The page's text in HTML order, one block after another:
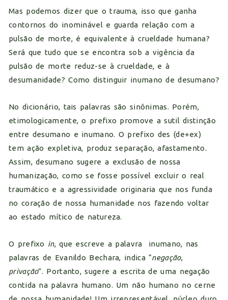
Mas podemos dizer que o trauma, isso que ganha
contornos do inominável e guarda relação com a
pulsão de morte, é equivalente à crueldade humana?
Será que tudo que se encontra sob a vigência da
pulsão de morte reduz-se à crueldade, e à
desumanidade? Como distinguir inumano de desumano?
No dicionário, tais palavras são sinônimas. Porém,
etimologicamente, o prefixo promove a sutil distinção
entre desumano e inumano. O prefixo des (de+ex)
tem ação expletiva, produz separação, afastamento.
Assim, desumano sugere a exclusão de nossa
humanização, como se fosse possível excluir o real
traumático e a agressividade originaria que nos funda
no coração de nossa humanidade nos fazendo voltar
ao estado mítico de natureza.
O prefixo in, que escreve a palavra inumano, nas
palavras de Evanildo Bechara, indica “negação,
privação”. Portanto, sugere a escrita de uma negação
contida na palavra humano. Um não humano no cerne